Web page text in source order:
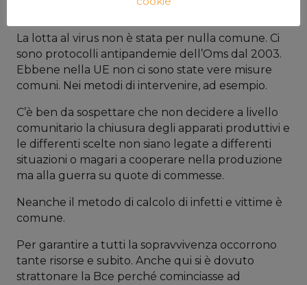
La lotta al virus non è stata per nulla comune. Ci
sono protocolli antipandemie dell’Oms dal 2003.
Ebbene nella UE non ci sono state vere misure
comuni. Nei metodi di intervenire, ad esempio.
C’è ben da sospettare che non decidere a livello
comunitario la chiusura degli apparati produttivi e
le differenti scelte non siano legate a differenti
situazioni o magari a cooperare nella produzione
ma alla guerra su quote di commesse.
Neanche il metodo di calcolo di infetti e vittime è
comune.
Per garantire a tutti la sopravvivenza occorrono
tante risorse e subito. Anche qui si è dovuto
strattonare la Bce perché cominciasse ad